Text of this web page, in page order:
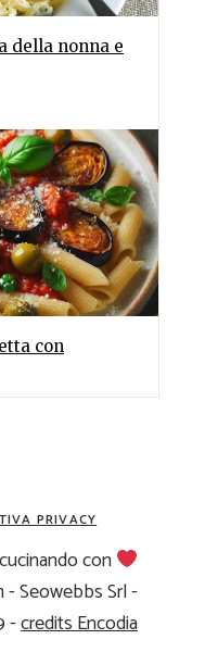
della nonna e
con
PRIVACY
con
Seowebbs Srl -
-credits Encodia